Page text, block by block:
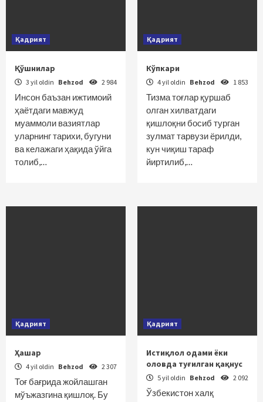
Қадрият
Қўшнилар
3 yil oldin Behzod 2 984
Инсон баъзан ижтимоий
ҳаётдаги мавжуд
муаммоли вазиятлар
уларнинг тарихи, бугуни
ва келажаги ҳақида ўйга
толиб,…
Қадрият
Кўпкари
4 yil oldin Behzod 1 853
Тизма тоғлар қуршаб
олган хилватдаги
қишлоқни босиб турган
зулмат тарвузи ёрилди,
кун чиқиш тараф
йиртилиб,…
Қадрият
Ҳашар
4 yil oldin Behzod 2 307
Тоғ бағрида жойлашган
мўъжазгина қишлоқ. Бу
Қадрият
Истиқлол одами ёки
оловда туғилган қақнус
5 yil oldin Behzod 2 092
Ўзбекистон халқ